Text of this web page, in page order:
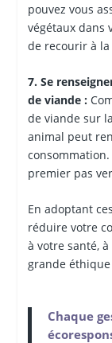
pouvez vous
végétaux dans
de recourir à
7. Se
de viande :
de viande sur
animal peut
premier pas
En adoptant
réduire votre
à votre santé,
grande
Chaque